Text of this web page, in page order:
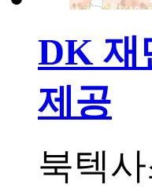
DK 재
제공
북텍